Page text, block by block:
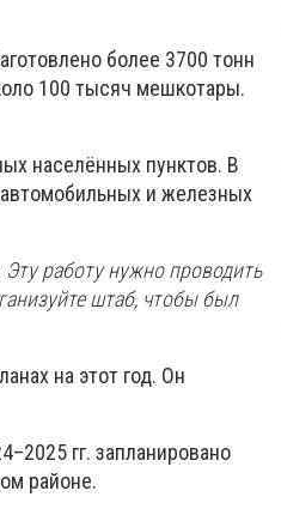
более 3700 тонн
100 тысяч мешкотары.
населённых пунктов. В
и железных
работу нужно проводить
штаб, чтобы был
на этот год. Он
гг. запланировано
районе.